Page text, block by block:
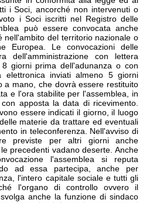
i Soci, ancorché non intervenuti o
i Soci iscritti nel Registro delle
può essere convocata anche
nell'ambito del territorio nazionale o
Europea. Le convocazioni delle
dell'amministrazione con lettera
giorni prima dell'adunanza o con
elettronica inviati almeno 5 giorni
a mano, che dovrà essere restituito
e l'ora stabilite per l'assemblea, in
apposta la data di ricevimento.
essere indicati il giorno, il luogo
materie da trattare ed eventuali
in teleconferenza. Nell'avviso di
previste per altri giorni anche
precedenti vadano deserte. Anche
l'assemblea si reputa
ad essa partecipa, anche per
l'intero capitale sociale e tutti gli
l'organo di controllo ovvero il
anche la funzione di sindaco